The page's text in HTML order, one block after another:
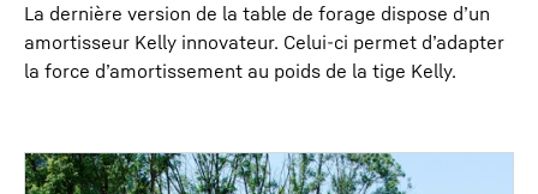
La dernière version de la table de forage dispose d’un
amortisseur Kelly innovateur. Celui-ci permet d’adapter
la force d’amortissement au poids de la tige Kelly.